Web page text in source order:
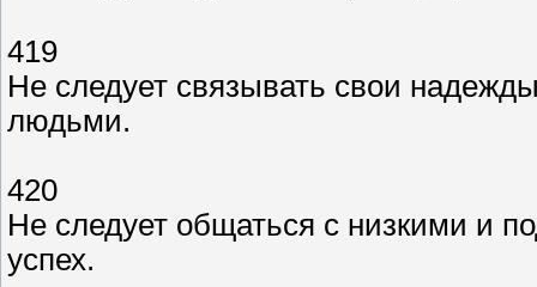
419
Не следует связывать свои
людьми.
420
Не следует общаться с низкими и
успех.